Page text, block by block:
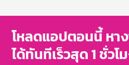
โหลดแอปตอนนี้ หา
ได้ทันทีเร็วสุด 1 ชั่วโ